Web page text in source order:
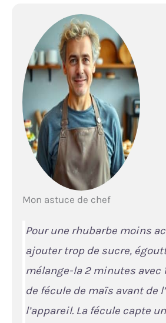
Mon astuce de chef
Pour une rhubarbe moins
ajouter trop de sucre,
mélange-la 2 minutes avec
de fécule de maïs avant de
l’appareil. La fécule capte